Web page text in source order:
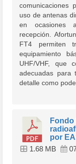
comunicaciones
uso de antenas
en ocasiones
recepción.
FT4 permiten
equipamiento
UHF/VHF, que
adecuadas para
detalle como
por
1.68 MB